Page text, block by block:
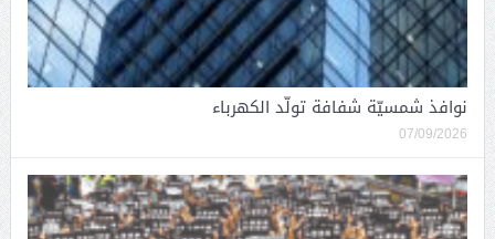
نوافذ شمسيّة شفافة تولّد الكهرباء
07/09/2026